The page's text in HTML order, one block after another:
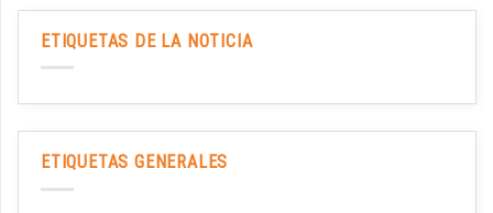
ETIQUETAS DE LA NOTICIA
ETIQUETAS GENERALES